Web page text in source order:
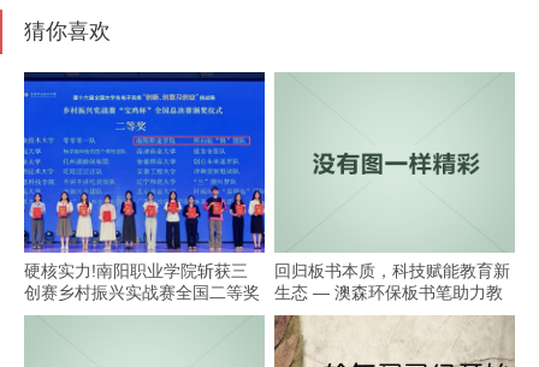
猜你喜欢
硬核实力!南阳职业学院斩获三
创赛乡村振兴实战赛全国二等奖
回归板书本质，科技赋能教育新
生态 — 澳森环保板书笔助力教
学